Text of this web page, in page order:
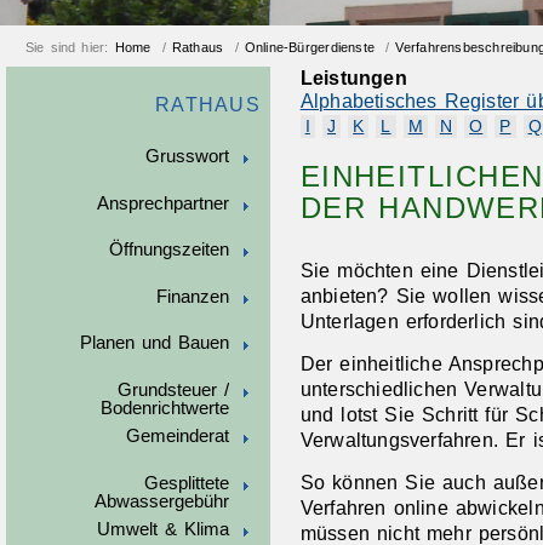
Sie sind hier: Home / Rathaus / Online-Bürgerdienste /
RATHAUS
Grusswort
Ansprechpartner
Öffnungszeiten
Finanzen
Planen und Bauen
Grundsteuer /
Bodenrichtwerte
Gemeinderat
Gesplittete
Abwassergebühr
Umwelt & Klima
Leistungen
Alphabetisches Register
J K L M N O P Q
DER
Sie möchten eine
anbieten? Sie wollen
Unterlagen erforderlich
Der einheitliche
unterschiedlichen
und lotst Sie Schritt für
Verwaltungsverfahren. Er
So können Sie auch
Verfahren online
müssen nicht mehr